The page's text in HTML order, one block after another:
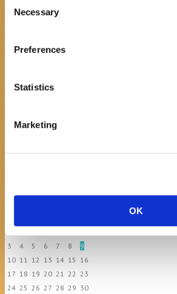
Selection
Necessary
Preferences
Statistics
Marketing
OK
Makarskoj"-poshumno Tihorad Mijo Bartulović
Javni natječaj za imenovanje
3
4 5 6 7 8
9
10 11 12 13 14 15 16
17 18 19 20 21 22 23
24 25 26 27 28 29 30